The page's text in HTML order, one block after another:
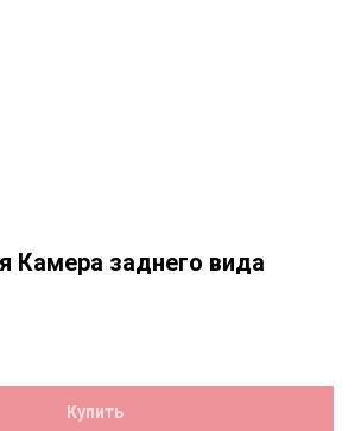
Камера заднего вида
Купить